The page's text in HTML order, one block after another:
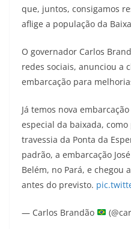
que, juntos, consigamos
aflige a população da
O governador Carlos
redes sociais, anunciou a
embarcação para
Já temos nova
especial da baixada,
travessia da Ponta da
padrão, a embarcação
Belém, no Pará, e chegou
antes do previsto.
— Carlos Brandão